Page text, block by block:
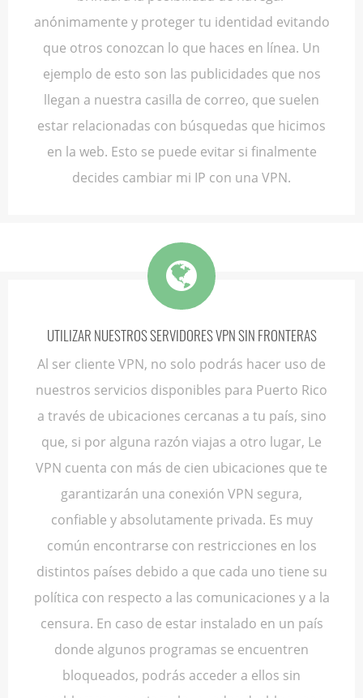
anónimamente y proteger tu identidad evitando
que otros conozcan lo que haces en línea. Un
ejemplo de esto son las publicidades que nos
llegan a nuestra casilla de correo, que suelen
estar relacionadas con búsquedas que hicimos
en la web. Esto se puede evitar si finalmente
decides cambiar mi IP con una VPN.
UTILIZAR NUESTROS SERVIDORES VPN SIN FRONTERAS
Al ser cliente VPN, no solo podrás hacer uso de
nuestros servicios disponibles para Puerto Rico
a través de ubicaciones cercanas a tu país, sino
que, si por alguna razón viajas a otro lugar, Le
VPN cuenta con más de cien ubicaciones que te
garantizarán una conexión VPN segura,
confiable y absolutamente privada. Es muy
común encontrarse con restricciones en los
distintos países debido a que cada uno tiene su
política con respecto a las comunicaciones y a la
censura. En caso de estar instalado en un país
donde algunos programas se encuentren
bloqueados, podrás acceder a ellos sin